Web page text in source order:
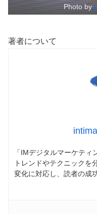
Photo by
著者について
「IMデジタルマーケテ
トレンドやテクニックを
変化に対応し、読者の成